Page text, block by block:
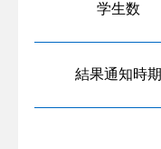
学生数
結果通知時期